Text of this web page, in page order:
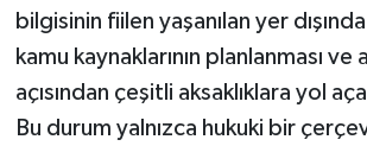
bilgisinin fiilen yaşanılan yer
kamu kaynaklarının planlanması ve
açısından çeşitli aksaklıklara yol
Bu durum yalnızca hukuki bir